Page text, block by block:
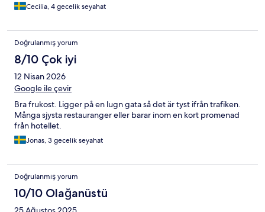
Cecilia, 4 gecelik seyahat
Doğrulanmış yorum
8/10 Çok iyi
12 Nisan 2026
Google ile çevir
Bra frukost. Ligger på en lugn gata så det är tyst ifrån trafiken.
Många sjysta restauranger eller barar inom en kort promenad
från hotellet.
Jonas, 3 gecelik seyahat
Doğrulanmış yorum
10/10 Olağanüstü